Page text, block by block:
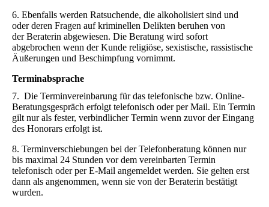
6. Ebenfalls werden Ratsuchende, die alkoholisiert sind und
oder deren Fragen auf kriminellen Delikten beruhen von
der Beraterin abgewiesen. Die Beratung wird sofort
abgebrochen wenn der Kunde religiöse, sexistische, rassistische
Äußerungen und Beschimpfung vornimmt.
Terminabsprache
7. Die Terminvereinbarung für das telefonische bzw. Online-
Beratungsgespräch erfolgt telefonisch oder per Mail. Ein Termin
gilt nur als fester, verbindlicher Termin wenn zuvor der Eingang
des Honorars erfolgt ist.
8. Terminverschiebungen bei der Telefonberatung können nur
bis maximal 24 Stunden vor dem vereinbarten Termin
telefonisch oder per E-Mail angemeldet werden. Sie gelten erst
dann als angenommen, wenn sie von der Beraterin bestätigt
wurden.